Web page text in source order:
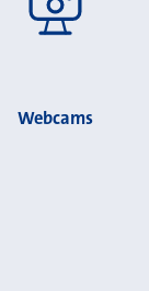
Webcams